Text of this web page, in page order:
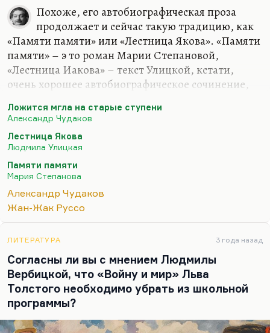
Похоже, его автобиографическая проза
продолжает и сейчас такую традицию, как
«Памяти памяти» или «Лестница Якова». «Памяти
памяти» – э то роман Марии Степановой,
«Лестница Иакова» – текст Улицкой, кстати,
очень хорошее автобиографическое сочинение,
думаю, там много преувеличений, она
рассказывает о себе страшные сказки. Что я
думаю о романе Чудакова? Я много раз пытался
его прочесть, и никогда меня не мог
заинтересовать чужой опыт, хотя обаятельный
автор, обаятельная жизнь, герои прекрасные –
ничего не могу с собой сделать. Вот я могу читать
про дядю Диккенса у Битова в «Пушкинском
потому что это никак не…
Ложится мгла на старые ступени
Александр Чудаков
Лестница Якова
Людмила Улицкая
Памяти памяти
Мария Степанова
Александр Чудаков
Жан-Жак Руссо
ЛИТЕРАТУРА 3 года назад
Согласны ли вы с мнением Людмилы
Вербицкой, что «Войну и мир» Льва
Толстого необходимо убрать из школьной
программы?